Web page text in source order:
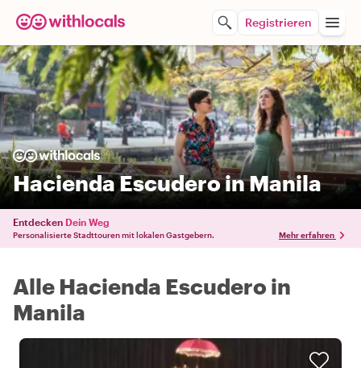
Registrieren
Hacienda Escudero in Manila
Entdecken Dein Weg
Personalisierte Stadttouren mit lokalen Gastgebern. Mehr erfahren
Alle Hacienda Escudero in
Manila